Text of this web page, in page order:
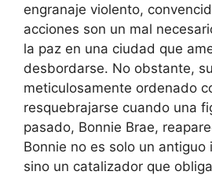
engranaje violento,
acciones son un mal
la paz en una ciudad que
desbordarse. No obstante,
meticulosamente ordenado
resquebrajarse cuando una
pasado, Bonnie Brae,
Bonnie no es solo un antiguo
sino un catalizador que